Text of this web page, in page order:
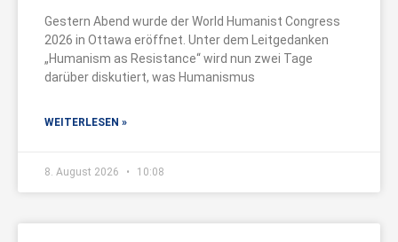
Gestern Abend wurde der World Humanist Congress
2026 in Ottawa eröffnet. Unter dem Leitgedanken
„Humanism as Resistance“ wird nun zwei Tage
darüber diskutiert, was Humanismus
WEITERLESEN »
8. August 2026 10:08